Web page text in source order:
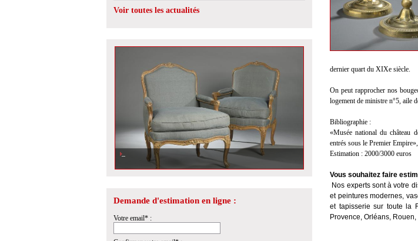
Voir toutes les actualités
Demande d'estimation en ligne :
Votre email* :
dernier quart du XIXe siècle.
On peut rapprocher nos
logement de ministre n°5, aile
Bibliographie :
«Musée national du château
entrés sous le Premier
Estimation : 2000/3000 euros
Vous souhaitez faire
Nos experts sont à votre
et peintures modernes,
et tapisserie sur toute la
Provence, Orléans,